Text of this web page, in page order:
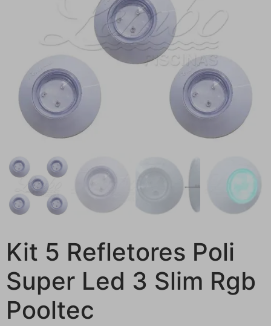
Kit 5 Refletores Poli
Super Led 3 Slim Rgb
Pooltec